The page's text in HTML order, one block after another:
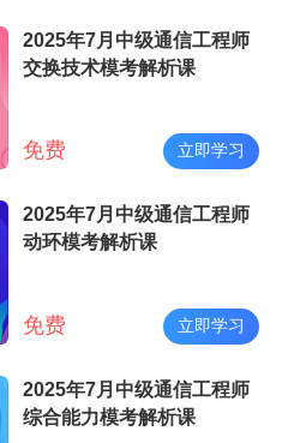
2025年7月中级通信工程师
交换技术模考解析课
免费 立即学习
2025年7月中级通信工程师
动环模考解析课
免费 立即学习
2025年7月中级通信工程师
综合能力模考解析课